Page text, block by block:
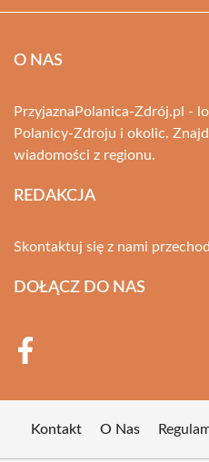
O NAS
PrzyjaznaPolanica-Zdrój.pl -
Polanicy-Zdroju i okolic.
wiadomości z regionu.
REDAKCJA
Skontaktuj się z nami
DOŁĄCZ DO NAS
Kontakt O Nas